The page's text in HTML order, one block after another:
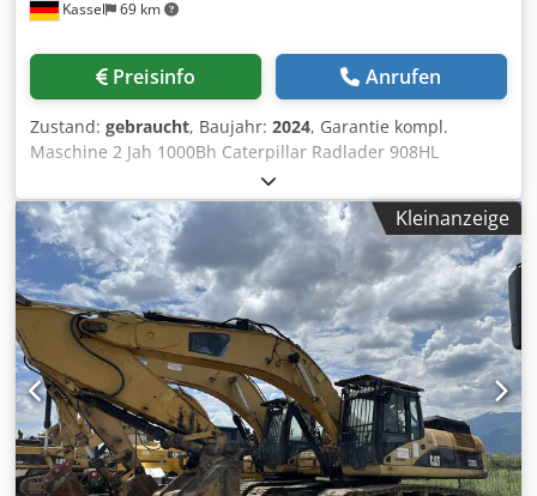
Kassel 69 km
Preisinfo Anrufen
Zustand: gebraucht, Baujahr: 2024, Garantie kompl.
Maschine 2 Jah 1000Bh Caterpillar Radlader 908HL
Grundgerät / 908HL-14A Deluxe-Sitz (luftgefedert, Len
stütze und Sitzheizung) DAB+ Radio / inkl. Bluetooth + M
Umkehrlüfter und Vorabscheider Hydraulische /
Schwingungsdämpfu Gabelt Crsdporxtbfjfx Agnsf
Kleinanzeige